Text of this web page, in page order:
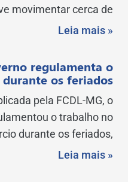
movimentar cerca de
Leia mais »
regulamenta o
os feriados
pela FCDL-MG, o
o trabalho no
durante os feriados,
Leia mais »